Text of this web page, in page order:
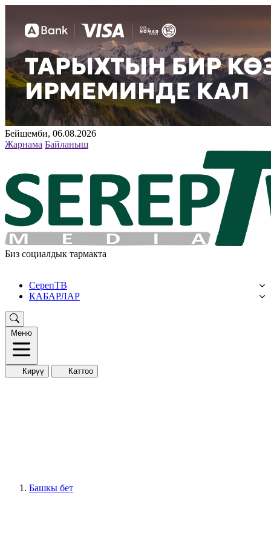
Бейшемби, 06.08.2026
Жарнама Байланыш
Биз социалдык тармакта
СерепТВ
КАБАРЛАР
Меню
Кирүү Каттоо
Башкы бет